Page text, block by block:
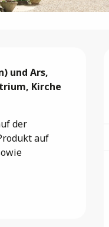
und Ars,
Kirche
der
auf